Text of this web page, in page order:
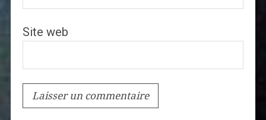
Site web